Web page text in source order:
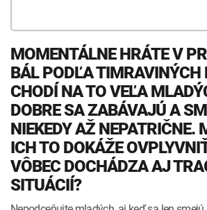
MOMENTÁLNE HRÁTE V
BÁL PODĽA TIMRAVINÝCH
CHODÍ NA TO VEĽA
DOBRE SA ZABÁVAJÚ A
NIEKEDY AŽ NEPATRIČNE.
ICH TO DOKÁŽE
VÔBEC DOCHÁDZA AJ
SITUÁCIÍ?